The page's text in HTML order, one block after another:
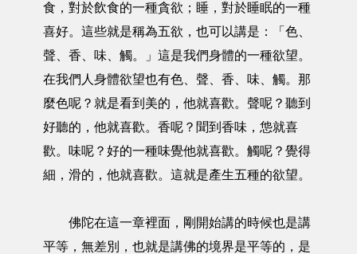
食，對於飲食的一種貪欲；睡，對於睡眠的一種
喜好。這些就是稱為五欲，也可以講是：「色、
聲、香、味、觸。」這是我們身體的一種欲望。
在我們人身體欲望也有色、聲、香、味、觸。那
麼色呢？就是看到美的，他就喜歡。聲呢？聽到
好聽的，他就喜歡。香呢？聞到香味，怹就喜
歡。味呢？好的一種味覺他就喜歡。觸呢？覺得
細，滑的，他就喜歡。這就是產生五種的欲望。
佛陀在這一章裡面，剛開始講的時候也是講
平等，無差別，也就是講佛的境界是平等的，是